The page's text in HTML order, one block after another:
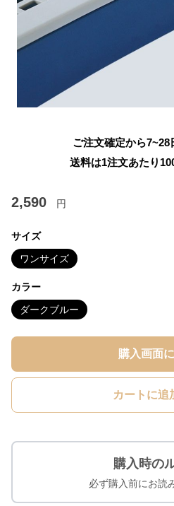
ご注文確定から7~28
送料は1注文あたり
2,590 円
サイズ
ワンサイズ
カラー
ダークブルー
購入画面
カートに追
購入時の
必ず購入前にお読